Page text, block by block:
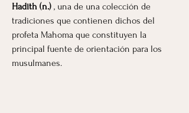
Hadith (n.) , una de una colección de
tradiciones que contienen dichos del
profeta Mahoma que constituyen la
principal fuente de orientación para los
musulmanes.